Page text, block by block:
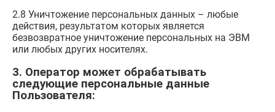
2.8 Уничтожение персональных данных – любые
действия, результатом которых является
безвозвратное уничтожение персональных на ЭВМ
или любых других носителях.
3. Оператор может обрабатывать
следующие персональные данные
Пользователя: